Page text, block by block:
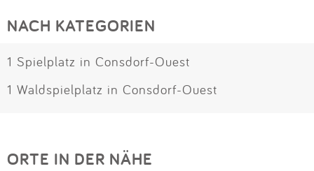
NACH KATEGORIEN
1 Spielplatz in Consdorf-Ouest
1 Waldspielplatz in Consdorf-Ouest
ORTE IN DER NÄHE